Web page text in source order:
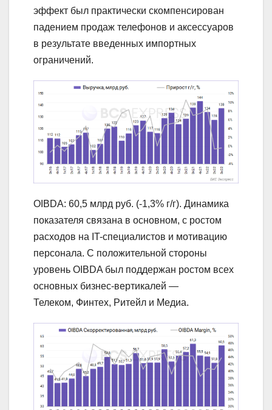
эффект был практически скомпенсирован
падением продаж телефонов и аксессуаров
в результате введенных импортных
ограничений.
OIBDA: 60,5 млрд руб. (-1,3% г/г). Динамика
показателя связана в основном, с ростом
расходов на IT-специалистов и мотивацию
персонала. С положительной стороны
уровень OIBDA был поддержан ростом всех
основных бизнес-вертикалей —
Телеком, Финтех, Ритейл и Медиа.